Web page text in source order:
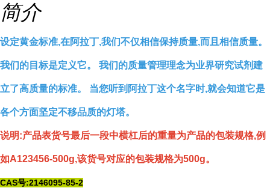
简介
设定黄金标准,在阿拉丁,我们不仅相信保持质量,而且相信质量。
我们的目标是定义它。 我们的质量管理理念为业界研究试剂建
立了高质量的标准。 当您听到阿拉丁这个名字时,就会知道它是
各个方面坚定不移品质的灯塔。
说明:产品表货号最后一段中横杠后的重量为产品的包装规格,例
如A123456-500g,该货号对应的包装规格为500g。
CAS号:2146095-85-2